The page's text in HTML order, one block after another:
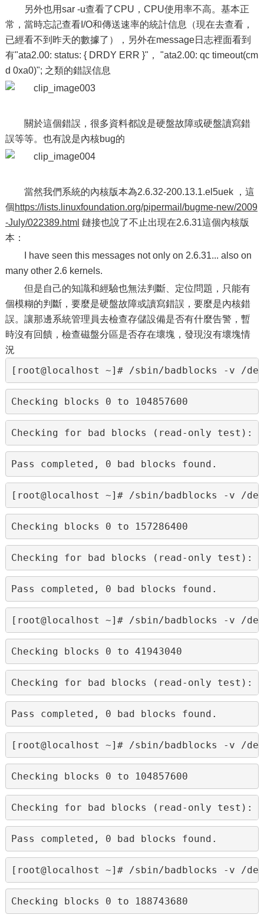
另外也用sar -u查看了CPU，CPU使用率不高。基本正
常，當時忘記查看I/O和傳送速率的統計信息（現在去查看，
已經看不到昨天的數據了），另外在message日志裡面看到
有"ata2.00: status: { DRDY ERR }"， "ata2.00: qc timeout(cm
d 0xa0)"; 之類的錯誤信息
關於這個錯誤，很多資料都說是硬盤故障或硬盤讀寫錯
誤等等。也有說是內核bug的
當然我們系統的內核版本為2.6.32-200.13.1.el5uek ，這
個https://lists.linuxfoundation.org/pipermail/bugme-new/2009
-July/022389.html 鏈接也說了不止出現在2.6.31這個內核版
本：
I have seen this messages not only on 2.6.31... also on
many other 2.6 kernels.
但是自己的知識和經驗也無法判斷、定位問題，只能有
個模糊的判斷，要麼是硬盤故障或讀寫錯誤，要麼是內核錯
誤。讓那邊系統管理員去檢查存儲設備是否有什麼告警，暫
時沒有回饋，檢查磁盤分區是否存在壞塊，發現沒有壞塊情
況
[root@localhost ~]# /sbin/badblocks -v /
Checking blocks 0 to 104857600
Checking for bad blocks
Pass completed, 0 bad blocks found.
[root@localhost ~]# /sbin/badblocks -v /
Checking blocks 0 to 157286400
Checking for bad blocks
Pass completed, 0 bad blocks found.
[root@localhost ~]# /sbin/badblocks -v /
Checking blocks 0 to 41943040
Checking for bad blocks
Pass completed, 0 bad blocks found.
[root@localhost ~]# /sbin/badblocks -v /
Checking blocks 0 to 104857600
Checking for bad blocks
Pass completed, 0 bad blocks found.
[root@localhost ~]# /sbin/badblocks -v /
Checking blocks 0 to 188743680